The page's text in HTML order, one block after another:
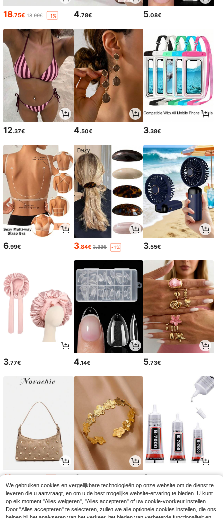
18.75€ 18.99€ -1% 4.78€ 5.08€
12.37€ 4.50€ 3.38€
6.99€ 3.84€ 3.88€ -1% 3.55€
3.77€ 4.14€ 5.73€
11 4 3
We gebruiken cookies en vergelijkbare technologieën op onze website om de dienst te
leveren die u aanvraagt, en om u de best mogelijke website-ervaring te bieden. U kunt
op elk moment "Alles weigeren", "Alles accepteren" of uw cookie-voorkeur instellen.
Door "Alles accepteren" te selecteren, zullen we alle optionele cookies instellen, die ons